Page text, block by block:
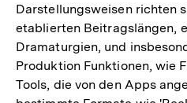
Darstellungsweisen richten
etablierten Beitragslängen,
Dramaturgien, und
Produktion Funktionen, wie
Tools, die von den Apps